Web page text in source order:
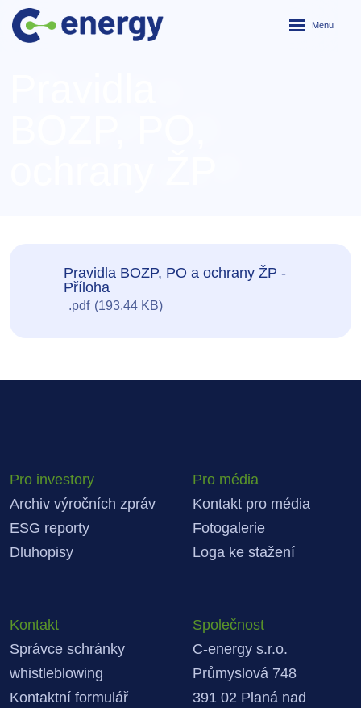
Rozbalení
Pravidla BOZP, PO a ochrany ŽP -
Příloha
pdf 193.44 KB
Pro investory
Archiv výročních zpráv
ESG reporty
Dluhopisy
Pro média
Kontakt pro média
Fotogalerie
Loga ke stažení
Kontakt
Správce schránky
whistleblowing
Kontaktní formulář
Společnost
C-energy s.r.o.
Průmyslová 748
391 02 Planá nad